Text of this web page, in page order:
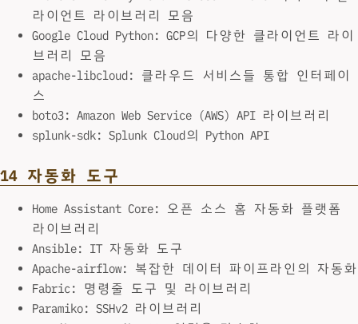
라이언트 라이브러리 모음
Google Cloud Python: GCP의 다양한 클라이언트 라이
브러리 모음
apache-libcloud: 클라우드 서비스들 통합 인터페이
스
boto3: Amazon Web Service (AWS) API 라이브러리
splunk-sdk: Splunk Cloud의 Python API
14 자동화 도구
Home Assistant Core: 오픈 소스 홈 자동화 플랫폼
라이브러리
Ansible: IT 자동화 도구
Apache-airflow: 복잡한 데이터 파이프라인의 자동화
Fabric: 명령줄 도구 및 라이브러리
Paramiko: SSHv2 라이브러리